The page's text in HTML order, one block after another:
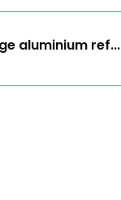
aluminium ref...